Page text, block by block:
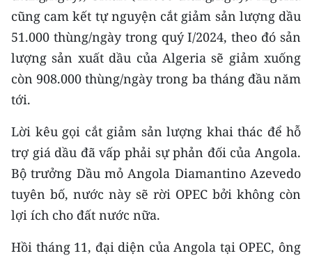
Media Thể thao
Media Giáo dục
Media Y tế
Media Khoa học - Công nghệ
Media Môi trường
Ảnh
Infographic
TIN MỚI
cũng cam kết tự nguyện cắt giảm sản lượng dầu
51.000 thùng/ngày trong quý I/2024, theo đó sản
lượng sản xuất dầu của Algeria sẽ giảm xuống
còn 908.000 thùng/ngày trong ba tháng đầu năm
tới.
Lời kêu gọi cắt giảm sản lượng khai thác để hỗ
trợ giá dầu đã vấp phải sự phản đối của Angola.
Bộ trưởng Dầu mỏ Angola Diamantino Azevedo
tuyên bố, nước này sẽ rời OPEC bởi không còn
lợi ích cho đất nước nữa.
Hồi tháng 11, đại diện của Angola tại OPEC, ông